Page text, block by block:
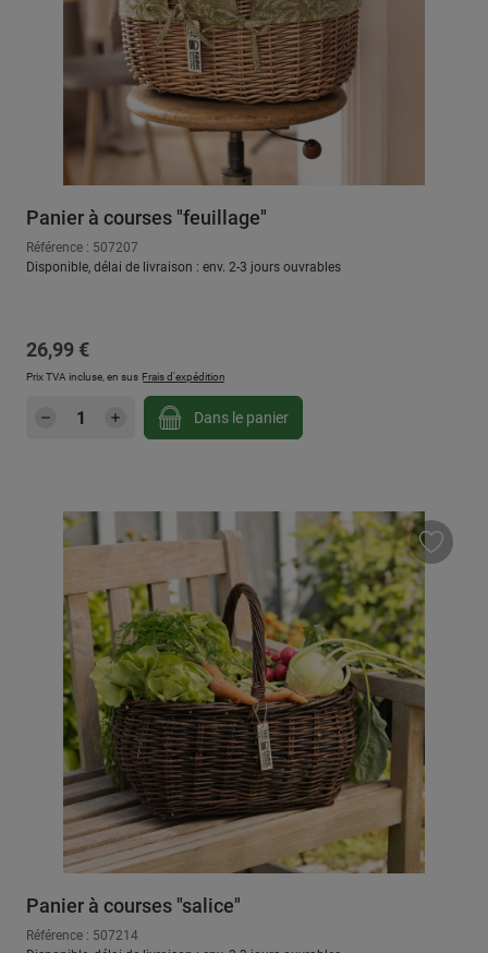
Panier à courses "feuillage"
Référence : 507207
Disponible, délai de livraison : env. 2-3 jours ouvrables
Prix régulier :
26,99 €
Prix TVA incluse, en sus Frais d'expédition
Quantité de produit : Entrez la quantité
Dans le panier
Panier à courses "salice"
Référence : 507214